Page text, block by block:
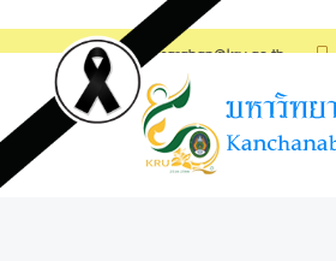
saraban@kru.ac.th